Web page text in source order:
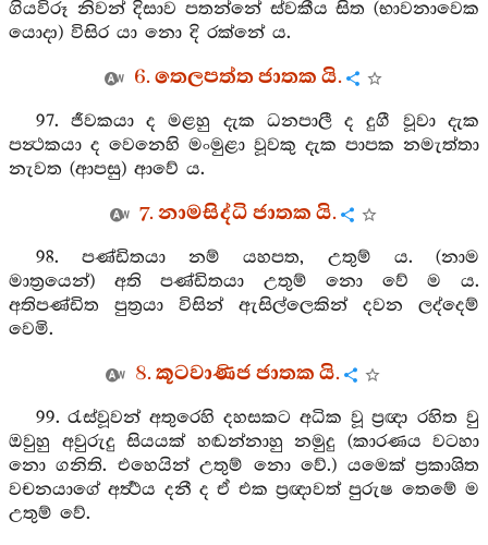
ගියවිරූ නිවන් දිසාව පතන්නේ ස්වකීය සිත (භාවනාවෙක
යොදා) විසිර යා නො දි රක්නේ ය.
6. තෙලපත්ත ජාතක යි.
97. ජීවකයා ද මළහු දැක ධනපාලී ද දුගී වූවා දැක
පන්‍ථකයා ද වෙනෙහි මංමුළා වූවකු දැක පාපක නමැත්තා
නැවත (ආපසු) ආවේ ය.
7. නාමසිද්ධි ජාතක යි.
98. පණ්ඩිතයා නම් යහපත, උතුම් ය. (නාම
මාත්‍රයෙන්) අති පණ්ඩිතයා උතුම් නො වේ ම ය.
අතිපණ්ඩිත පුත්‍රයා විසින් ඇසිල්ලෙකින් දවන ලද්දෙම්
වෙමි.
8. කූටවාණිජ ජාතක යි.
99. රැස්වූවන් අතුරෙහි දහසකට අධික වූ ප්‍රඥා රහිත වු
ඔවුහු අවුරුදු සියයක් හඬන්නාහු නමුදු (කාරණය වටහා
නො ගනිති. එහෙයින් උතුම් නො වේ.) යමෙක් ප්‍රකාශිත
වචනයාගේ අර්‍ත්‍ථය දනී ද ඒ එක ප්‍රඥාවත් පුරුෂ තෙමේ ම
උතුම් වේ.